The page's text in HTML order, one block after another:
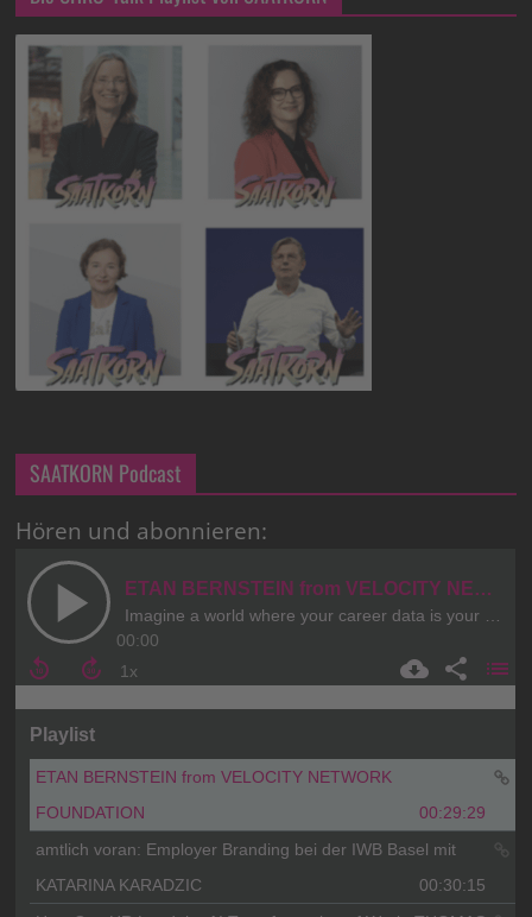
SAATKORN Podcast
Hören und abonnieren: